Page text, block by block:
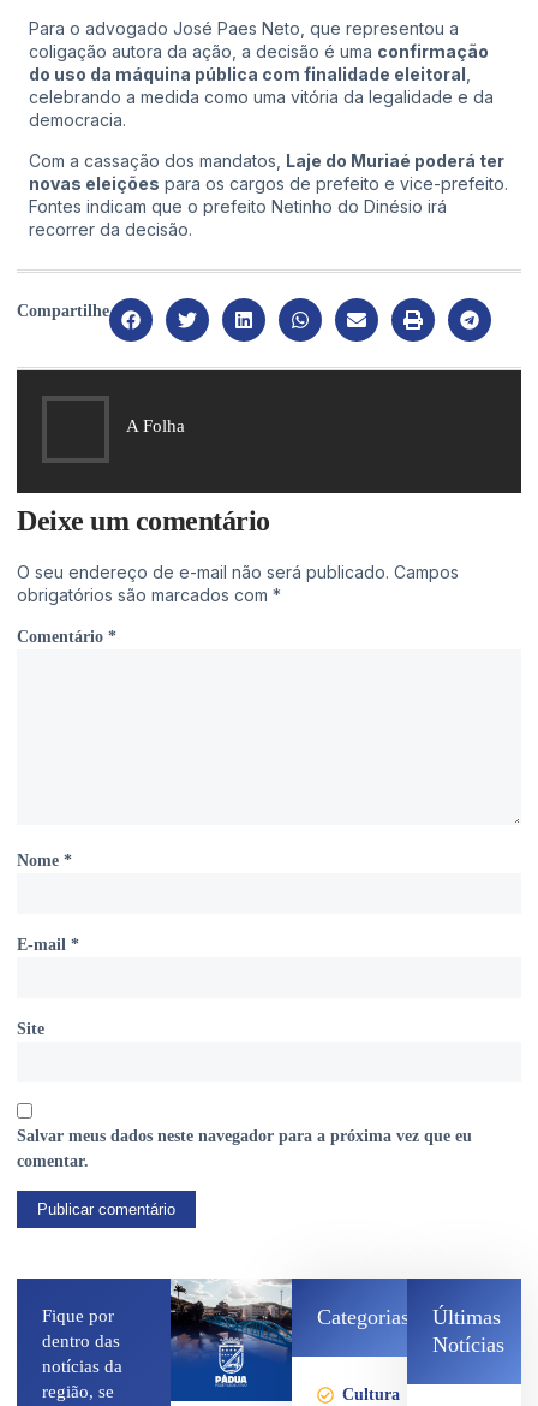
Para o advogado José Paes Neto, que representou a
coligação autora da ação, a decisão é uma confirmação
do uso da máquina pública com finalidade eleitoral
celebrando a medida como uma vitória da legalidade e da
democracia.
Com a cassação dos mandatos, Laje do Muriaé poderá ter
novas eleições para os cargos de prefeito e vice-prefeito.
Fontes indicam que o prefeito Netinho do Dinésio irá
recorrer da decisão.
Compartilhe
A Folha
Deixe um comentário
O seu endereço de e-mail não será publicado. Campos
obrigatórios são marcados com *
Comentário *
Nome *
E-mail *
Site
Salvar meus dados neste navegador para a próxima vez que eu
comentar.
Fique por
dentro das
notícias da
região, se
Categorias
Cultura
Últimas
Notícias